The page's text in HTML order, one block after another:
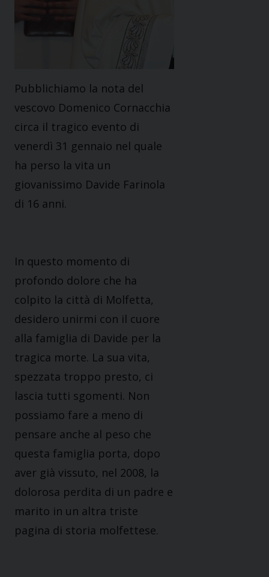
Pubblichiamo la nota del
vescovo Domenico Cornacchia
circa il tragico evento di
venerdì 31 gennaio nel quale
ha perso la vita un
giovanissimo Davide Farinola
di 16 anni.
In questo momento di
profondo dolore che ha
colpito la città di Molfetta,
desidero unirmi con il cuore
alla famiglia di Davide per la
tragica morte. La sua vita,
spezzata troppo presto, ci
lascia tutti sgomenti. Non
possiamo fare a meno di
pensare anche al peso che
questa famiglia porta, dopo
aver già vissuto, nel 2008, la
dolorosa perdita di un padre e
marito in un altra triste
pagina di storia molfettese.